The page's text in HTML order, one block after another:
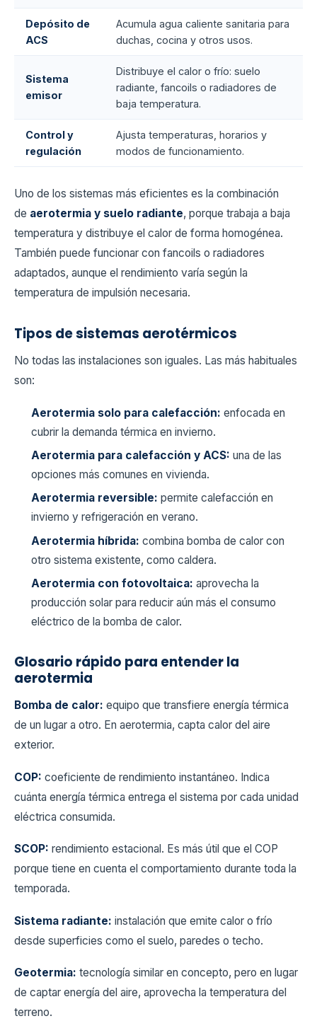
Depósito de
ACS
Acumula agua caliente sanitaria para
duchas, cocina y otros usos.
Sistema
emisor
Distribuye el calor o frío: suelo
radiante, fancoils o radiadores de
baja temperatura.
Control y
regulación
Ajusta temperaturas, horarios y
modos de funcionamiento.
Uno de los sistemas más eficientes es la combinación
de aerotermia y suelo radiante, porque trabaja a baja
temperatura y distribuye el calor de forma homogénea.
También puede funcionar con fancoils o radiadores
adaptados, aunque el rendimiento varía según la
temperatura de impulsión necesaria.
Tipos de sistemas aerotérmicos
No todas las instalaciones son iguales. Las más habituales
son:
Aerotermia solo para calefacción: enfocada en
cubrir la demanda térmica en invierno.
Aerotermia para calefacción y ACS: una de las
opciones más comunes en vivienda.
Aerotermia reversible: permite calefacción en
invierno y refrigeración en verano.
Aerotermia híbrida: combina bomba de calor con
otro sistema existente, como caldera.
Aerotermia con fotovoltaica: aprovecha la
producción solar para reducir aún más el consumo
eléctrico de la bomba de calor.
Glosario rápido para entender la
aerotermia
Bomba de calor: equipo que transfiere energía térmica
de un lugar a otro. En aerotermia, capta calor del aire
exterior.
COP: coeficiente de rendimiento instantáneo. Indica
cuánta energía térmica entrega el sistema por cada unidad
eléctrica consumida.
SCOP: rendimiento estacional. Es más útil que el COP
porque tiene en cuenta el comportamiento durante toda la
temporada.
Sistema radiante: instalación que emite calor o frío
desde superficies como el suelo, paredes o techo.
Geotermia: tecnología similar en concepto, pero en lugar
de captar energía del aire, aprovecha la temperatura del
terreno.